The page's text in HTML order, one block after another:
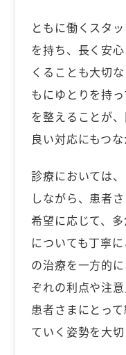
ともに働くスタ
を持ち、長く安
くることも大切
もにゆとりを持
を整えることが
良い対応にもつ
診療においては
しながら、患者
希望に応じて、
についても丁寧
の治療を一方的
ぞれの利点や注
患者さまにとっ
ていく姿勢を大切